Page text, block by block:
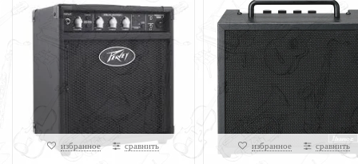
избранное сравнить избранное сравнить